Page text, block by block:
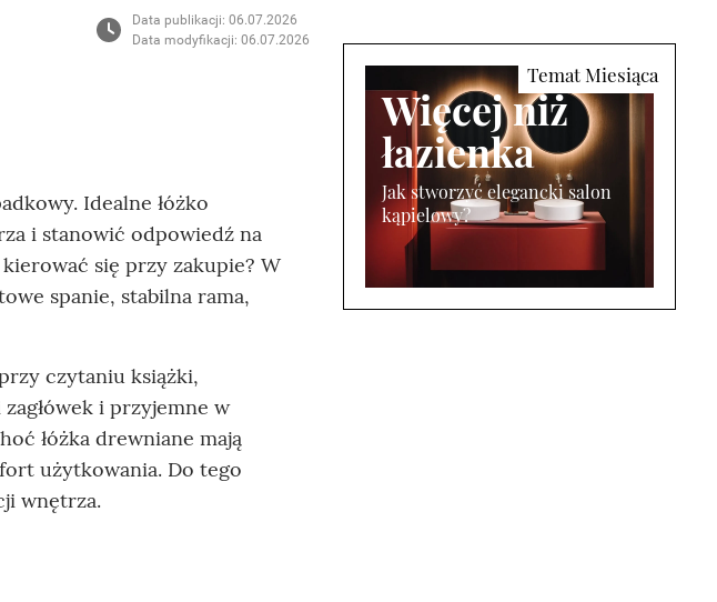
Data publikacji: 06.07.2026
Data modyfikacji: 06.07.2026
Idealne łóżko
i stanowić odpowiedź na
się przy zakupie? W
spanie, stabilna rama,
czytaniu książki,
i przyjemne w
łóżka drewniane mają
użytkowania. Do tego
wnętrza.
Więcej niż
łazienka
Jak stworzyć elegancki salon
kąpielowy?